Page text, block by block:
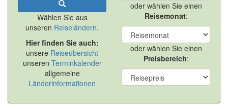
Wählen Sie aus
unseren Reiseländern.
Hier finden Sie auch:
unsere Reiseübersicht
unseren Terminkalender
allgemeine
Länderinformationen
oder wählen Sie einen
Reisemonat:
oder wählen Sie einen
Preisbereich: